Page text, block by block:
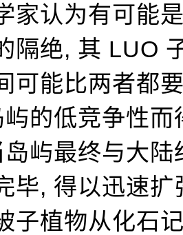
家认为有可能
隔绝, 其 LUO
可能比两者都
的低竞争性而
屿最终与大
毕, 得以迅速扩
子植物从化石